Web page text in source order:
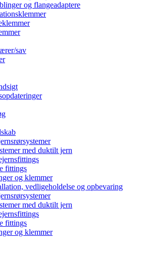
og flangeadaptere
sav
med duktilt jern
fittings
og klemmer
vedligeholdelse og opbevaring
med duktilt jern
fittings
og klemmer